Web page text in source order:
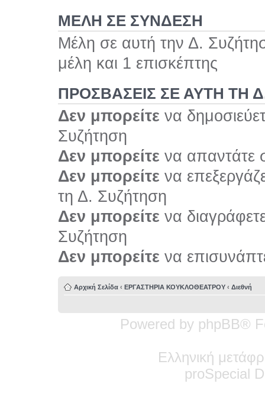
ΜΕΛΗ ΣΕ ΣΥΝΔΕΣΗ
Μέλη σε αυτή την Δ.
μέλη και 1 επισκέπτης
ΠΡΟΣΒΆΣΕΙΣ ΣΕ ΑΥΤΉ ΤΗ
Δεν μπορείτε να
Συζήτηση
Δεν μπορείτε να απαντάτε
Δεν μπορείτε να
τη Δ. Συζήτηση
Δεν μπορείτε να
Συζήτηση
Δεν μπορείτε να
Αρχική Σελίδα ‹ ΕΡΓΑΣΤΗΡΙΑ ΚΟΥΚΛΟΘΕΑΤΡΟΥ ‹ Διεθνή
Powered by phpBB®
Ελληνική
proSpecial